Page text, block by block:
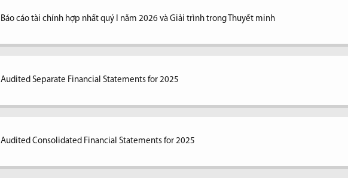
Báo cáo tài chính hợp nhất quý I năm 2026 và Giải trình trong Thuyết minh
Audited Separate Financial Statements for 2025
Audited Consolidated Financial Statements for 2025